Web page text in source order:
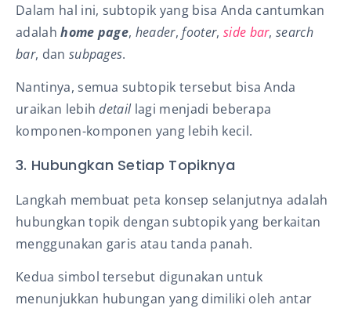
Dalam hal ini, subtopik yang bisa Anda cantumkan
adalahhome page, header,footer, side bar,search
bar, dan subpages.
Nantinya, semua subtopik tersebut bisa Anda
uraikan lebihdetail lagi menjadi beberapa
komponen-komponen yang lebih kecil.
3. Hubungkan Setiap Topiknya
Langkah membuat peta konsep selanjutnya adalah
hubungkan topik dengan subtopik yang berkaitan
menggunakan garis atau tanda panah.
Kedua simbol tersebut digunakan untuk
menunjukkan hubungan yang dimiliki oleh antar